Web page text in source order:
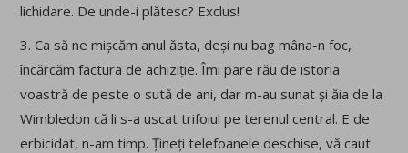
lichidare. De unde-i plătesc? Exclus!
3. Ca să ne mișcăm anul ăsta, deși nu bag mâna-n foc,
încărcăm factura de achiziție. Îmi pare rău de istoria
voastră de peste o sută de ani, dar m-au sunat și ăia de la
Wimbledon că li s-a uscat trifoiul pe terenul central. E de
erbicidat, n-am timp. Țineți telefoanele deschise, vă caut